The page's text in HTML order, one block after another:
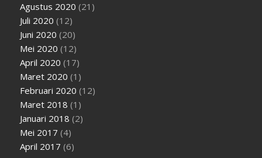
Agustus 2020 (21)
Juli 2020 (12)
Juni 2020 (20)
Mei 2020 (12)
April 2020 (17)
Maret 2020 (1)
Februari 2020 (12)
Maret 2018 (1)
Januari 2018 (2)
Mei 2017 (4)
April 2017 (6)